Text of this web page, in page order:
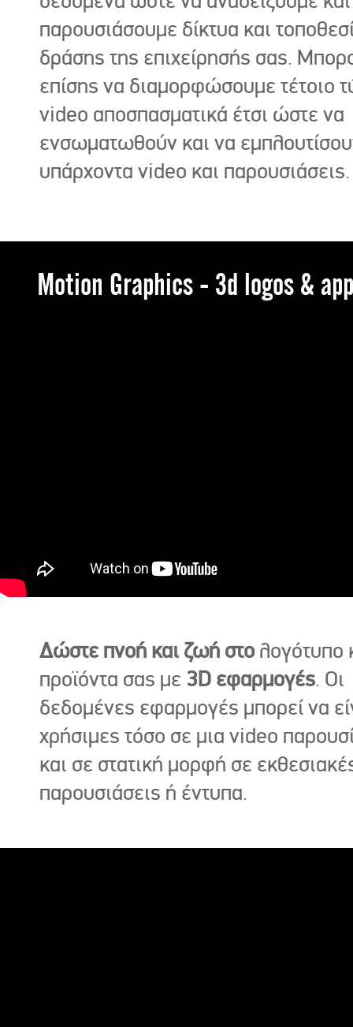
παρουσιάσουμε δίκτυα και
δράσης της επιχείρησής σας.
επίσης να διαμορφώσουμε τέτοιο
video αποσπασματικά έτσι ώστε να
ενσωματωθούν και να
υπάρχοντα video και παρουσιάσεις.
Motion Graphics - 3d logos &
Δώστε πνοή και ζωή στο λογότυπο
προϊόντα σας με 3D εφαρμογές. Οι
δεδομένες εφαρμογές μπορεί να
χρήσιμες τόσο σε μια video
και σε στατική μορφή σε
παρουσιάσεις ή έντυπα.